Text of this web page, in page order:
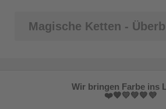
Magische Ketten -
Wir bringen Farbe ins
❤️🧡💛💚💙💜